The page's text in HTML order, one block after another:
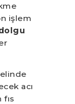
işlem
acı
fıs